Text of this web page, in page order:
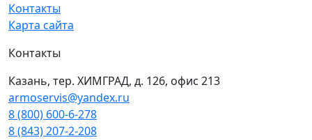
Контакты
Карта сайта
Контакты
Казань, тер. ХИМГРАД, д. 126, офис 213
armoservis@yandex.ru
8 (800) 600-6-278
8 (843) 207-2-208